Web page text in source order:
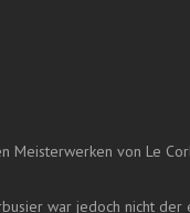
Meisterwerken von Le
war jedoch nicht der